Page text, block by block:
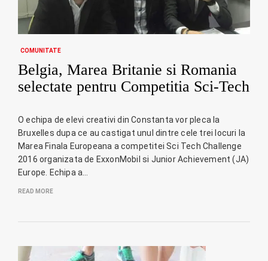
COMUNITATE
Belgia, Marea Britanie si Romania
selectate pentru Competitia Sci-Tech
O echipa de elevi creativi din Constanta vor pleca la
Bruxelles dupa ce au castigat unul dintre cele trei locuri la
Marea Finala Europeana a competitei Sci Tech Challenge
2016 organizata de ExxonMobil si Junior Achievement (JA)
Europe. Echipa a…
READ MORE